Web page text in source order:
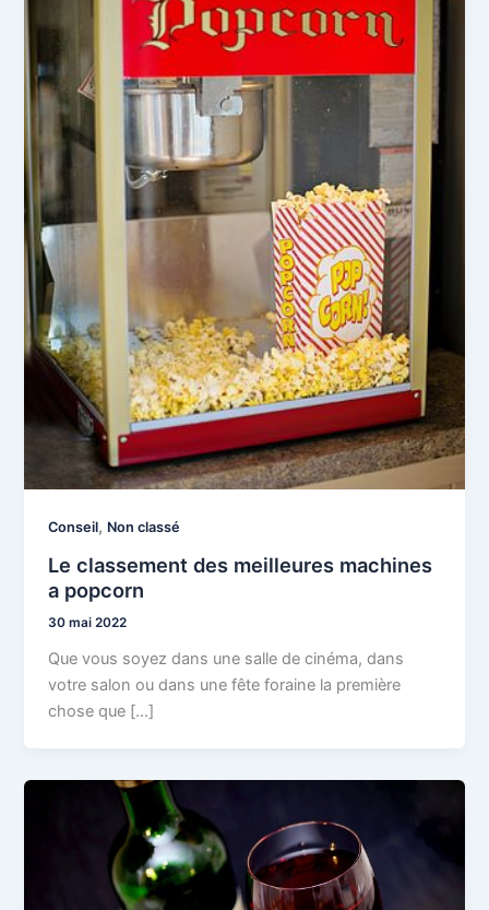
Conseil, Non classé
Le classement des meilleures machines
a popcorn
30 mai 2022
Que vous soyez dans une salle de cinéma, dans
votre salon ou dans une fête foraine la première
chose que […]